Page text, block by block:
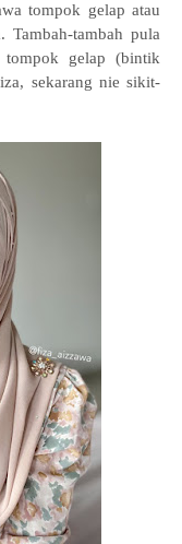
tompok gelap atau
tambah pula
gelap (bintik
sekarang nie sikit-